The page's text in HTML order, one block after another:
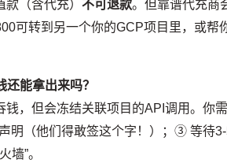
款（含代充）不可退款。但靠谱代充商
可转到另一个你的GCP项目里，或帮
能拿出来吗？
，但会冻结关联项目的API调用。你
明（他们得敢签这个字！）；③ 等待
墙”。